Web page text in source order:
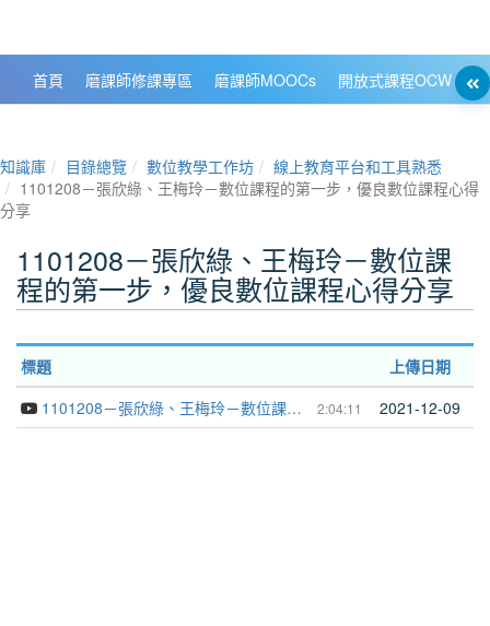
首頁 磨課師修課專區 磨課師MOOCs 開放式課程OCW
知識庫 目錄總覽 數位教學工作坊
線上教育平台和工具熟悉
1101208－張欣綠、王梅玲－數位課程的第一步，優良數位課程心得
分享
1101208－張欣綠、王梅玲－數位課
程的第一步，優良數位課程心得分享
標題 上傳日期
2:04:11
1101208－張欣綠、王梅玲－數位課程的第一步，優良數位課程心得分享 2021-12-09